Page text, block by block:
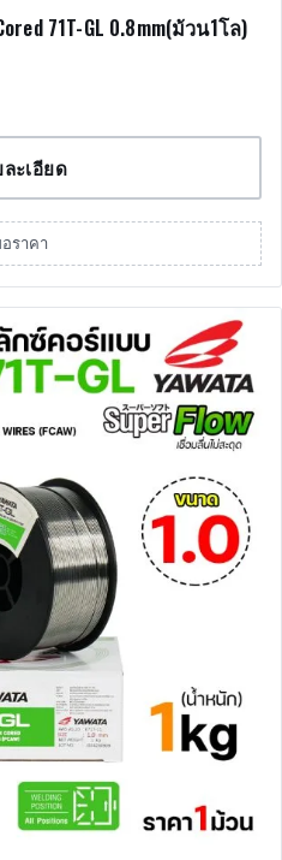
71T-GL 0.8mm(ม้วน1โล)
ะเอียด
ราคา